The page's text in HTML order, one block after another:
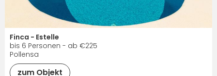
Finca - Estelle
bis 6 Personen - ab €225
Pollensa
zum Objekt